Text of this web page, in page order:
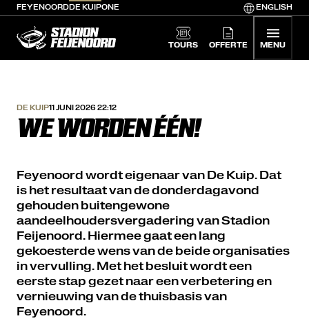
FEYENOORDDE KUIPONE ENGLISH
MENU
TOURS OFFERTE
DE KUIP11 JUNI 2026 22:12
WE WORDEN ÉÉN!
Feyenoord wordt eigenaar van De Kuip. Dat
is het resultaat van de donderdagavond
gehouden buitengewone
aandeelhoudersvergadering van Stadion
Feijenoord. Hiermee gaat een lang
gekoesterde wens van de beide organisaties
in vervulling. Met het besluit wordt een
eerste stap gezet naar een verbetering en
vernieuwing van de thuisbasis van
Feyenoord.